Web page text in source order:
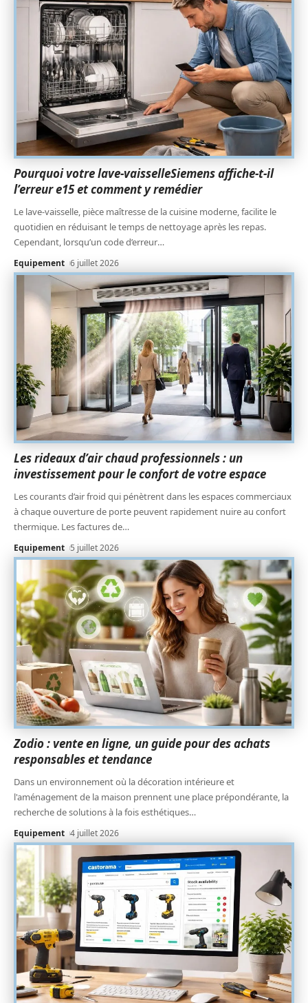
Pourquoi votre lave-vaisselleSiemens affiche-t-il
l’erreur e15 et comment y remédier
Le lave-vaisselle, pièce maîtresse de la cuisine moderne, facilite le
quotidien en réduisant le temps de nettoyage après les repas.
Cependant, lorsqu’un code d’erreur…
Equipement 6 juillet 2026
Les rideaux d’air chaud professionnels : un
investissement pour le confort de votre espace
Les courants d’air froid qui pénètrent dans les espaces commerciaux
à chaque ouverture de porte peuvent rapidement nuire au confort
thermique. Les factures de…
Equipement 5 juillet 2026
Zodio : vente en ligne, un guide pour des achats
responsables et tendance
Dans un environnement où la décoration intérieure et
l'aménagement de la maison prennent une place prépondérante, la
recherche de solutions à la fois esthétiques…
Equipement 4 juillet 2026